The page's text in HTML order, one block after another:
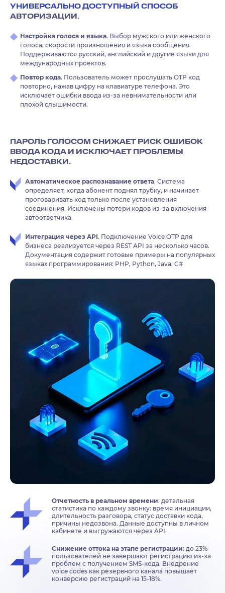
УНИВЕРСАЛЬНО ДОСТУПНЫЙ СПОСОБ
АВТОРИЗАЦИИ.
Настройка голоса и языка. Выбор мужского или женского
голоса, скорости произношения и языка сообщения.
Поддерживаются русский, английский и другие языки для
международных проектов.
Повтор кода. Пользователь может прослушать OTP код
повторно, нажав цифру на клавиатуре телефона. Это
исключает ошибки ввода из-за невнимательности или
плохой слышимости.
ПАРОЛЬ ГОЛОСОМ СНИЖАЕТ РИСК ОШИБОК
ВВОДА КОДА И ИСКЛЮЧАЕТ ПРОБЛЕМЫ
НЕДОСТАВКИ.
Автоматическое распознавание ответа. Система
определяет, когда абонент поднял трубку, и начинает
проговаривать код только после установления
соединения. Исключены потери кодов из-за включения
автоответчика.
Интеграция через API. Подключение Voice OTP для
бизнеса реализуется через REST API за несколько часов.
Документация содержит готовые примеры на популярных
языках программирования: PHP, Python, Java, C#
Отчетность в реальном времени: детальная
статистика по каждому звонку: время инициации,
длительность разговора, статус доставки кода,
причины недозвона. Данные доступны в личном
кабинете и выгружаются через API.
Снижение оттока на этапе регистрации: до 23%
пользователей не завершают регистрацию из-за
проблем с получением SMS-кода. Внедрение
voice codes как резервного канала повышает
конверсию регистраций на 15-18%.